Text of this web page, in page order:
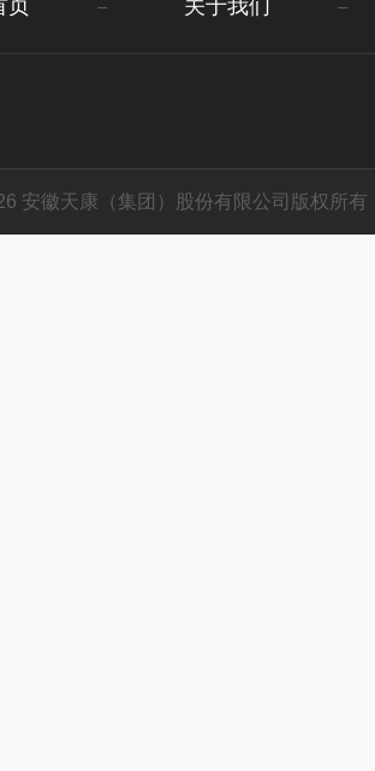
页 关于我们
安徽天康（集团）股份有限公司版权所有